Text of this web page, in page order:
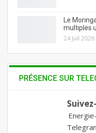
Le
multiples
24 Juil 2026
PRÉSENCE SUR